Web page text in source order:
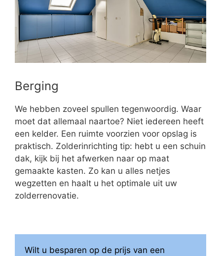
Berging
We hebben zoveel spullen tegenwoordig. Waar
moet dat allemaal naartoe? Niet iedereen heeft
een kelder. Een ruimte voorzien voor opslag is
praktisch. Zolderinrichting tip: hebt u een schuin
dak, kijk bij het afwerken naar op maat
gemaakte kasten. Zo kan u alles netjes
wegzetten en haalt u het optimale uit uw
zolderrenovatie.
Wilt u besparen op de prijs van een